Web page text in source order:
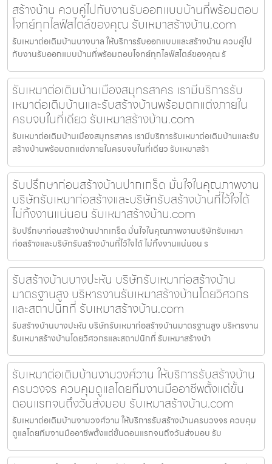
สร้างบ้าน ควบคู่ไปกับงานรับออกแบบบ้านที่พร้อมตอบ
โจทย์ทุกไลฟ์สไตล์ของคุณ รับเหมาสร้างบ้าน.com
รับเหมาต่อเติมบ้านบางบาล ให้บริการรับออกแบบและสร้างบ้าน ควบคู่ไป
กับงานรับออกแบบบ้านที่พร้อมตอบโจทย์ทุกไลฟ์สไตล์ของคุณ รั
รับเหมาต่อเติมบ้านเมืองสมุทรสาคร เรามีบริการรับ
เหมาต่อเติมบ้านและรับสร้างบ้านพร้อมตกแต่งภายใน
ครบจบในที่เดียว รับเหมาสร้างบ้าน.com
รับเหมาต่อเติมบ้านเมืองสมุทรสาคร เรามีบริการรับเหมาต่อเติมบ้านและรับ
สร้างบ้านพร้อมตกแต่งภายในครบจบในที่เดียว รับเหมาสร้า
รับปรึกษาก่อนสร้างบ้านปากเกร็ด มั่นใจในคุณภาพงาน
บริษัทรับเหมาก่อสร้างและบริษัทรับสร้างบ้านที่ไว้ใจได้
ไม่ทิ้งงานแน่นอน รับเหมาสร้างบ้าน.com
รับปรึกษาก่อนสร้างบ้านปากเกร็ด มั่นใจในคุณภาพงานบริษัทรับเหมา
ก่อสร้างและบริษัทรับสร้างบ้านที่ไว้ใจได้ ไม่ทิ้งงานแน่นอน ร
รับสร้างบ้านบางปะหัน บริษัทรับเหมาก่อสร้างบ้าน
มาตรฐานสูง บริหารงานรับเหมาสร้างบ้านโดยวิศวกร
และสถาปนิกที่ รับเหมาสร้างบ้าน.com
รับสร้างบ้านบางปะหัน บริษัทรับเหมาก่อสร้างบ้านมาตรฐานสูง บริหารงาน
รับเหมาสร้างบ้านโดยวิศวกรและสถาปนิกที่ รับเหมาสร้างบ้า
รับเหมาต่อเติมบ้านงามวงศ์วาน ให้บริการรับสร้างบ้าน
ครบวงจร ควบคุมดูแลโดยทีมงานมืออาชีพตั้งแต่ขั้น
ตอนแรกจนถึงวันส่งมอบ รับเหมาสร้างบ้าน.com
รับเหมาต่อเติมบ้านงามวงศ์วาน ให้บริการรับสร้างบ้านครบวงจร ควบคุม
ดูแลโดยทีมงานมืออาชีพตั้งแต่ขั้นตอนแรกจนถึงวันส่งมอบ รับ